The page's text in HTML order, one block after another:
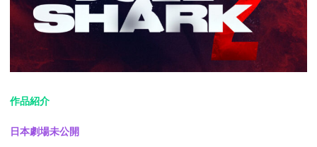
作品紹介
日本劇場未公開